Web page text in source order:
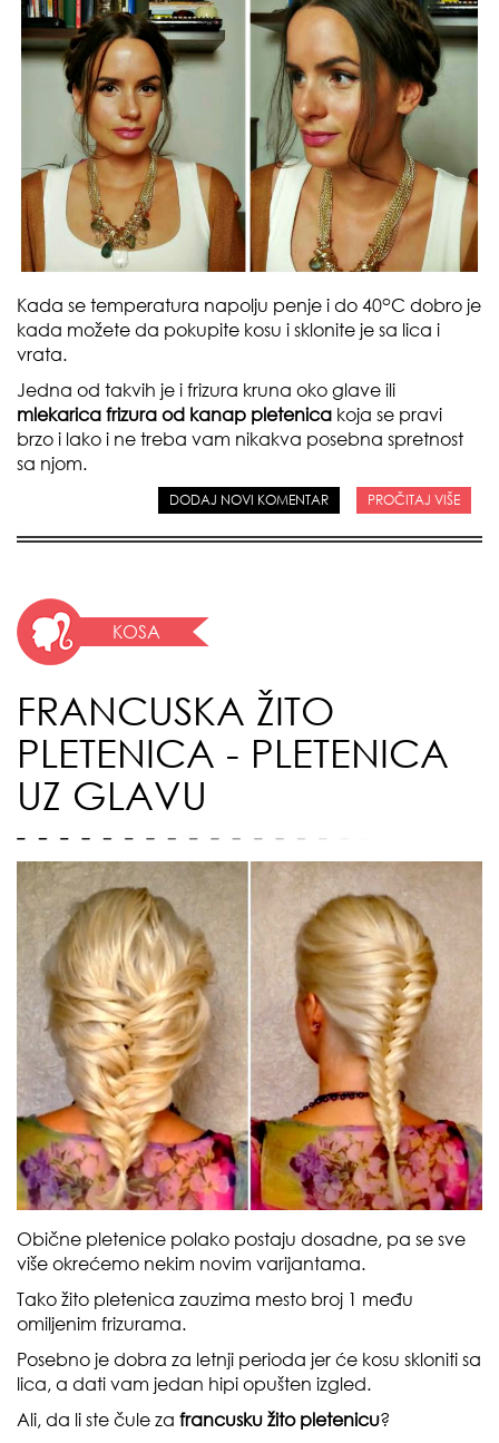
Kada se temperatura napolju penje i do 40oC dobro je
kada možete da pokupite kosu i sklonite je sa lica i
vrata.
Jedna od takvih je i frizura kruna oko glave ili
mlekarica frizura od kanap pletenica koja se pravi
brzo i lako i ne treba vam nikakva posebna spretnost
sa njom.
DODAJ NOVI KOMENTAR PROČITAJ VIŠE
KOSA
FRANCUSKA ŽITO
PLETENICA - PLETENICA
UZ GLAVU
Obične pletenice polako postaju dosadne, pa se sve
više okrećemo nekim novim varijantama.
Tako žito pletenica zauzima mesto broj 1 među
omiljenim frizurama.
Posebno je dobra za letnji perioda jer će kosu skloniti sa
lica, a dati vam jedan hipi opušten izgled.
Ali, da li ste čule za francusku žito pletenicu?